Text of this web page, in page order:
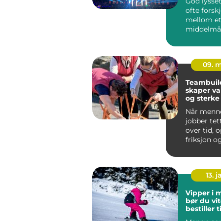
ofte
mellom et
legg...
09.
skaper
og
Når
jobber
over tid,
friksjon
13.
Vipper i
bør du
bestiller